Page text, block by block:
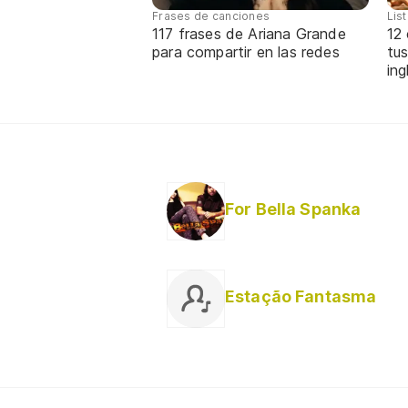
Frases de canciones
117 frases de Ariana Grande
para compartir en las redes
12
For Bella Spanka
Estação Fantasma